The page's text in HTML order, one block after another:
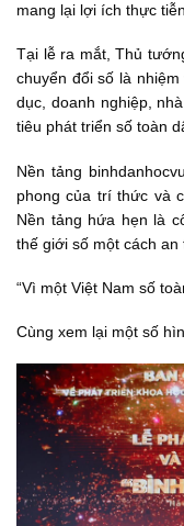
mang lại lợi ích thực
Tại lễ ra mắt, Thủ
chuyển đổi số là
dục, doanh nghiệp,
tiêu phát triển số toàn
Nền tảng
phong của trí thức và
Nền tảng hứa hẹn là
thế giới số một cách an
“Vì một Việt Nam số
Cùng xem lại một số